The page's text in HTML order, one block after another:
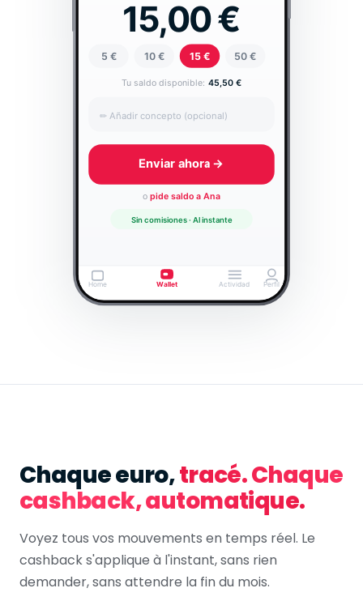
Chaque euro,tracé. Chaque
cashback, automatique.
Voyez tous vos mouvements en temps réel. Le
cashback s'applique à l'instant, sans rien
demander, sans attendre la fin du mois.